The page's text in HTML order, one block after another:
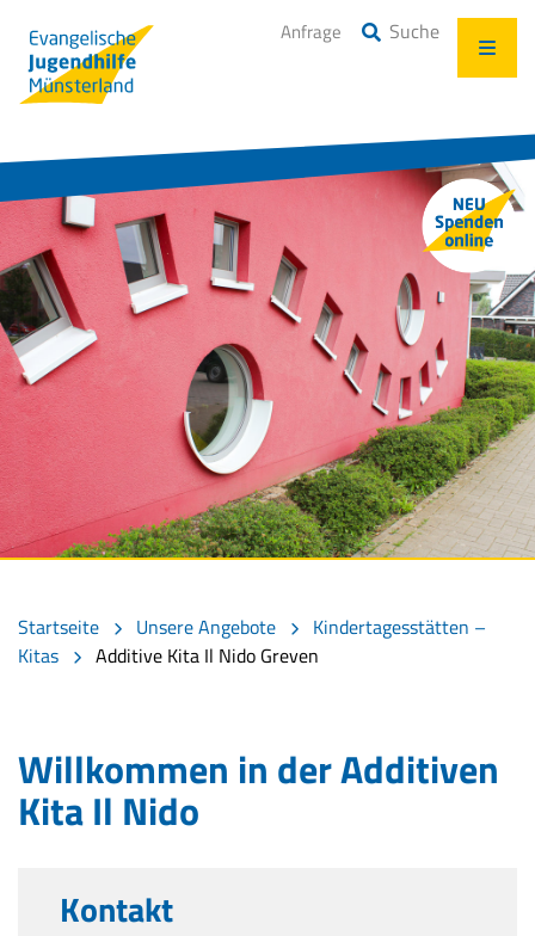
Anfrage Suche
Startseite Unsere Angebote
Kindertagesstätten –
Kitas
Additive Kita Il Nido Greven
Willkommen in der Additiven
Kita Il Nido
Kontakt